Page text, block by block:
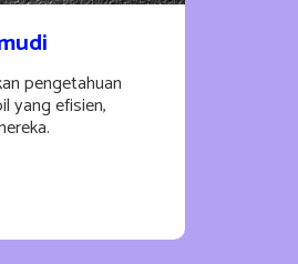
pengetahuan
yang efisien,